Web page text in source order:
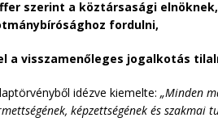
szerint a köztársasági
fordulni,
a visszamenőleges jogalkotás
idézve kiemelte: „Minden
képzettségének és szakmai